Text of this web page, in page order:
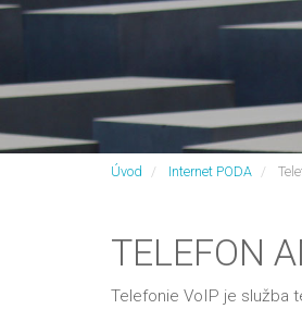
Úvod Internet PODA
TELEFON
Telefonie VoIP je služba